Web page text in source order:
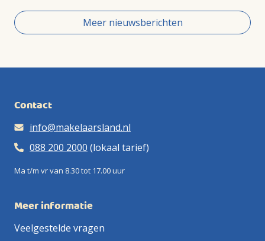
Meer nieuwsberichten
Contact
info@makelaarsland.nl
088 200 2000 (lokaal tarief)
Ma t/m vr van 8.30 tot 17.00 uur
Meer informatie
Veelgestelde vragen